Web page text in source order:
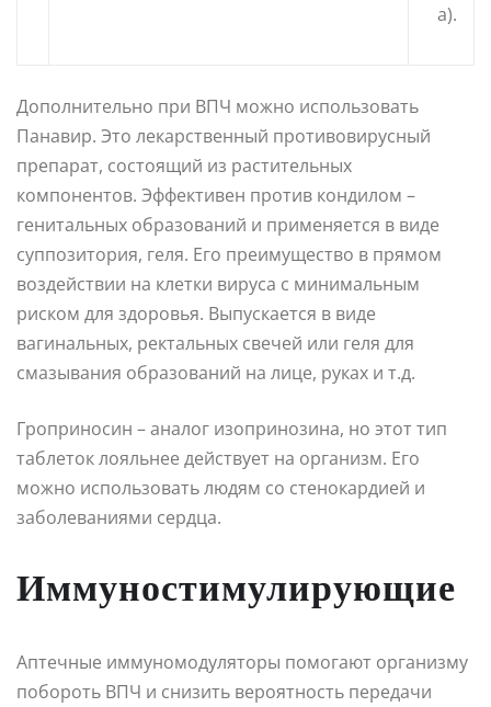
а).
Дополнительно при ВПЧ можно использовать
Панавир. Это лекарственный противовирусный
препарат, состоящий из растительных
компонентов. Эффективен против кондилом –
генитальных образований и применяется в виде
суппозитория, геля. Его преимущество в прямом
воздействии на клетки вируса с минимальным
риском для здоровья. Выпускается в виде
вагинальных, ректальных свечей или геля для
смазывания образований на лице, руках и т.д.
Гроприносин – аналог изопринозина, но этот тип
таблеток лояльнее действует на организм. Его
можно использовать людям со стенокардией и
заболеваниями сердца.
Иммуностимулирующие
Аптечные иммуномодуляторы помогают организму
побороть ВПЧ и снизить вероятность передачи